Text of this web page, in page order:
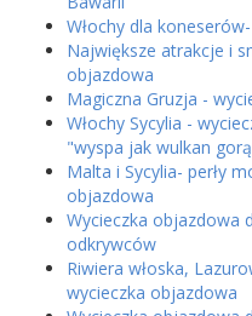
Włochy dla
Największe atrakcje i
objazdowa
Magiczna Gruzja -
Włochy Sycylia -
"wyspa jak wulkan
Malta i Sycylia- perły
objazdowa
Wycieczka objazdowa
odkrywców
Riwiera włoska,
wycieczka objazdowa